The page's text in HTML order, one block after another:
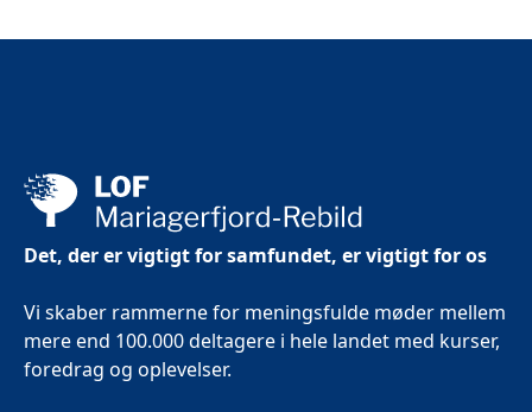
Det, der er vigtigt for samfundet, er vigtigt for os
Vi skaber rammerne for meningsfulde møder mellem
mere end 100.000 deltagere i hele landet med kurser,
foredrag og oplevelser.